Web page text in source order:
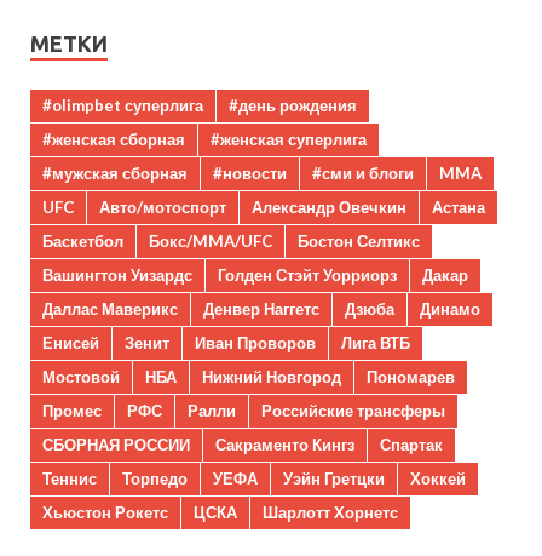
МЕТКИ
#olimpbet суперлига
#день рождения
#женская сборная
#женская суперлига
#мужская сборная
#новости #сми и блоги
MMA
UFC
Авто/мотоспорт Александр Овечкин
Астана
Баскетбол
Бокс/MMA/UFC
Бостон Селтикс
Вашингтон Уизардс
Голден Стэйт Уорриорз
Дакар
Даллас Маверикс
Денвер Наггетс Дзюба
Динамо
Енисей
Зенит Иван Проворов
Лига ВТБ
Мостовой
НБА Нижний Новгород
Пономарев
Промес
РФС Ралли
Российские трансферы
СБОРНАЯ РОССИИ
Сакраменто Кингз
Спартак
Теннис
Торпедо УЕФА Уэйн Гретцки
Хоккей
Хьюстон Рокетс
ЦСКА Шарлотт Хорнетс